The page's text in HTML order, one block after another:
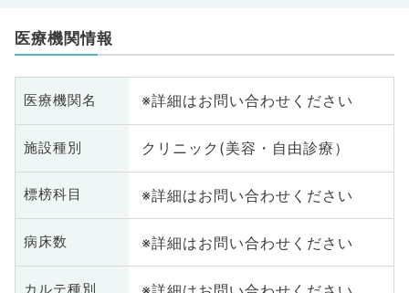
医療機関情報
医療機関名 ※詳細はお問い合わせください
施設種別 クリニック(美容・自由診療）
標榜科目 ※詳細はお問い合わせください
病床数 ※詳細はお問い合わせください
カルテ種別